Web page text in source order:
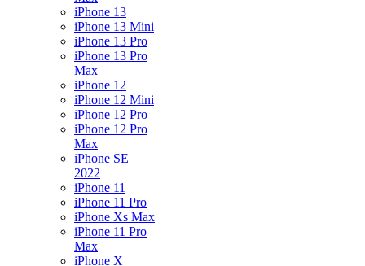
iPhone 13
iPhone 13 Mini
iPhone 13 Pro
iPhone 13 Pro
Max
iPhone 12
iPhone 12 Mini
iPhone 12 Pro
iPhone 12 Pro
Max
iPhone SE
2022
iPhone 11
iPhone 11 Pro
iPhone Xs Max
iPhone 11 Pro
Max
iPhone X